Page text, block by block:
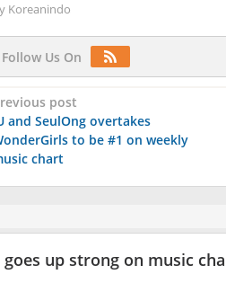
Koreanindo
Follow Us On
post
and SeulOng overtakes
to be #1 on weekly
chart
up strong on music